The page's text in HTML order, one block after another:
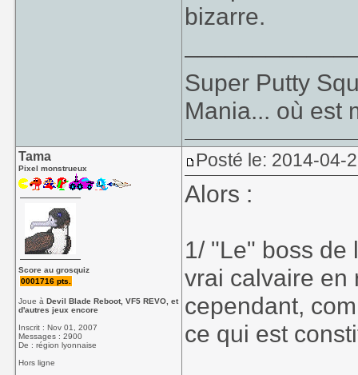
bizarre.
Super Putty
Mania... où est
Tama
Pixel monstrueux
Score au grosquiz
0001716 pts.
Joue àDevil Blade Reboot, VF5 REVO, et
d'autres jeux encore
Inscrit : Nov 01, 2007
Messages : 2900
De : région lyonnaise
Hors ligne
Posté le: 2014-04-
Alors :
1/ "Le" boss de
vrai calvaire en
cependant,
ce qui est